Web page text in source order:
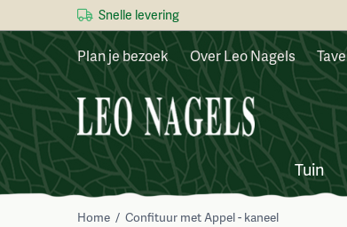
Snelle levering
Plan je bezoek Over Leo Nagels
Tuin
Home / Confituur met Appel - kaneel